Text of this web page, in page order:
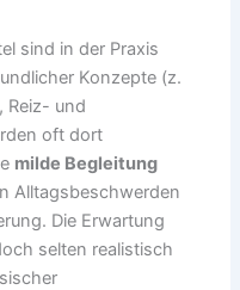
sind in der Praxis
Konzepte (z.
Reiz- und
oft dort
milde Begleitung
Alltagsbeschwerden
Die Erwartung
selten realistisch